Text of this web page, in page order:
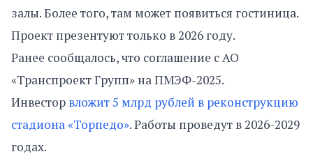
залы. Более того, там может появиться гостиница.
Проект презентуют только в 2026 году.
Ранее сообщалось, что соглашение с АО
«Транспроект Групп» на ПМЭФ-2025.
Инвестор вложит 5 млрд рублей в реконструкцию
стадиона «Торпедо». Работы проведут в 2026-2029
годах.